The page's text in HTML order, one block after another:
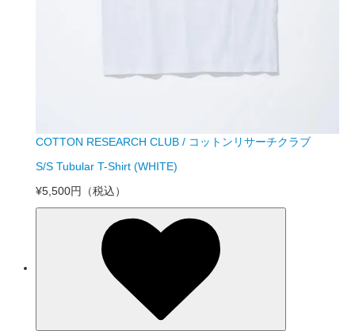
COTTON RESEARCH CLUB / コットンリサーチクラブ
S/S Tubular T-Shirt (WHITE)
¥5,500円
（税込）